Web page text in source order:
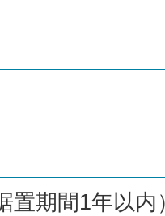
置期間1年以内